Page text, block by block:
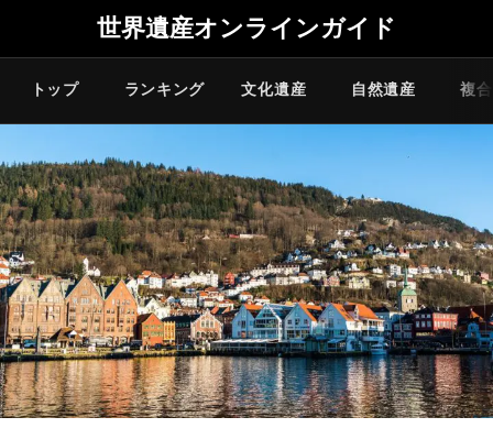
世界遺産オンラインガイド
トップ ランキング 文化遺産 自然遺産 複